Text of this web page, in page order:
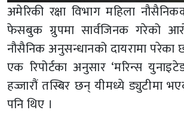
अमेरिकी रक्षा विभाग महिला
फेसबुक ग्रुपमा सार्वजिनक गरेको
नौसैनिक अनुसन्धानको दायरामा परेका
एक रिपोर्टका अनुसार ‘मरिन्स
हज्जारौं तस्बिर छन् यीमध्ये ड्युटीमा
पनि थिए ।